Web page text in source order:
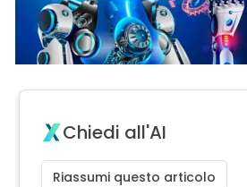
Chiedi all'AI
Riassumi questo articolo